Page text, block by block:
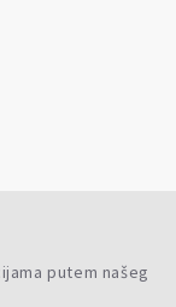
putem našeg